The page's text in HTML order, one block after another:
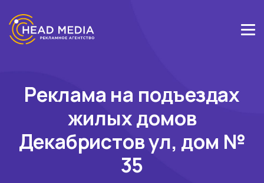
Реклама на подъездах
жилых домов
Декабристов ул, дом №
35